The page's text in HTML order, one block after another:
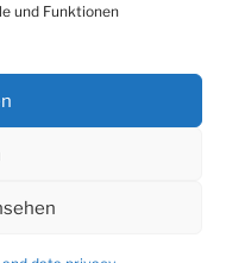
und Funktionen